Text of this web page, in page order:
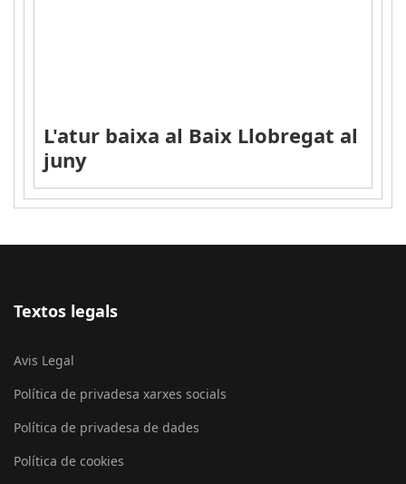
L'atur baixa al Baix Llobregat al
juny
Textos legals
Avis Legal
Política de privadesa xarxes socials
Política de privadesa de dades
Política de cookies